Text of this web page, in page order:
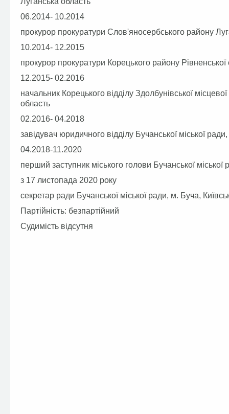
06.2014- 10.2014
прокурор прокуратури Слов'яносербського району
10.2014- 12.2015
прокурор прокуратури Корецького району
12.2015- 02.2016
начальник Корецького відділу Здолбунівської
область
02.2016- 04.2018
завідувач юридичного відділу Бучанської міської
04.2018-11.2020
перший заступник міського голови Бучанської
з 17 листопада 2020 року
секретар ради Бучанської міської ради, м. Буча,
Партійність: безпартійний
Судимість відсутня